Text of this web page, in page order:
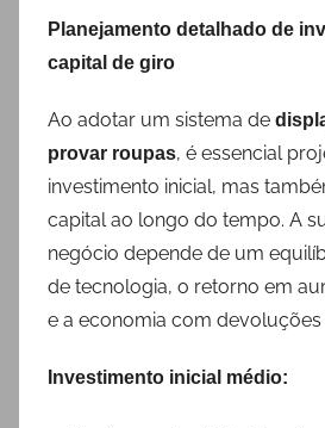
Planejamento detalhado de
capital de giro
Ao adotar um sistema de
provar roupas, é essencial
investimento inicial, mas
capital ao longo do tempo. A
negócio depende de um
de tecnologia, o retorno em
e a economia com devoluções
Investimento inicial médio: